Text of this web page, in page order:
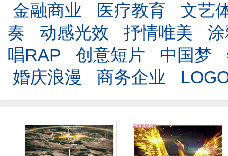
金融商业
医疗教育
文艺
奏
动感光效 抒情唯美
唱RAP
创意短片 中国梦
婚庆浪漫
商务企业